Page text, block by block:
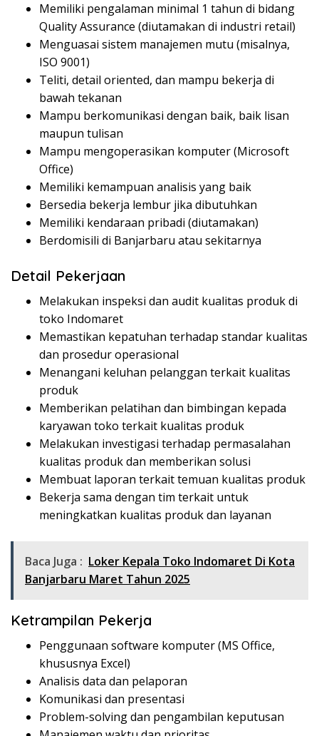
Memiliki pengalaman minimal 1 tahun di bidang
Quality Assurance (diutamakan di industri retail)
Menguasai sistem manajemen mutu (misalnya,
ISO 9001)
Teliti, detail oriented, dan mampu bekerja di
bawah tekanan
Mampu berkomunikasi dengan baik, baik lisan
maupun tulisan
Mampu mengoperasikan komputer (Microsoft
Office)
Memiliki kemampuan analisis yang baik
Bersedia bekerja lembur jika dibutuhkan
Memiliki kendaraan pribadi (diutamakan)
Berdomisili di Banjarbaru atau sekitarnya
Detail Pekerjaan
Melakukan inspeksi dan audit kualitas produk di
toko Indomaret
Memastikan kepatuhan terhadap standar kualitas
dan prosedur operasional
Menangani keluhan pelanggan terkait kualitas
produk
Memberikan pelatihan dan bimbingan kepada
karyawan toko terkait kualitas produk
Melakukan investigasi terhadap permasalahan
kualitas produk dan memberikan solusi
Membuat laporan terkait temuan kualitas produk
Bekerja sama dengan tim terkait untuk
meningkatkan kualitas produk dan layanan
Baca Juga : Loker Kepala Toko Indomaret Di Kota
Banjarbaru Maret Tahun 2025
Ketrampilan Pekerja
Penggunaan software komputer (MS Office,
khususnya Excel)
Analisis data dan pelaporan
Komunikasi dan presentasi
Problem-solving dan pengambilan keputusan